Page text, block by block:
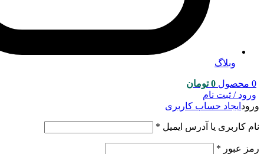
وبلاگ
0 محصول 0 تومان
ورود / ثبت نام
ورود ایجاد حساب کاربری
نام کاربری یا آدرس ایمیل *
رمز عبور *